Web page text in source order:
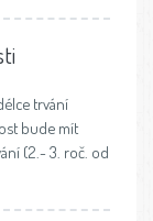
trvání
bude mít
(2.- 3. roč. od